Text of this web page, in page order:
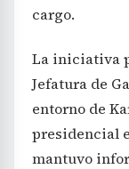
cargo.
La iniciativa
Jefatura de
entorno de
presidencial
mantuvo